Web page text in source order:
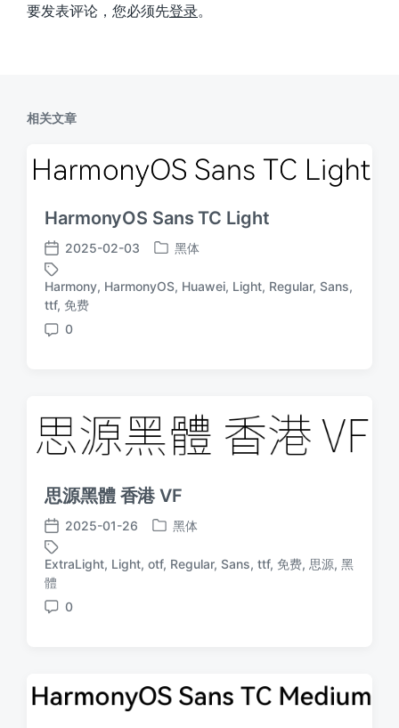
要发表评论，您必须先登录。
相关文章
HarmonyOS Sans TC Light
发
布
日
期
2025-02-03
发
于
黑体
标
Harmony, HarmonyOS, Huawei, Light, Regular, Sans,
ttf, 免费
评
0
思源黑體 香港 VF
发
布
日
期
2025-01-26
发
于
黑体
标
签
ExtraLight, Light, otf, Regular, Sans, ttf, 免费, 思源, 黑
體
评
0